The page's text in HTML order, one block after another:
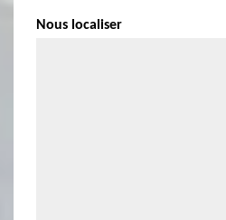
Nous localiser